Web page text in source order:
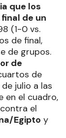
que los
de un
(1-0 vs.
de final,
de grupos.
de
de
julio a las
en el cuadro,
el
Egipto y